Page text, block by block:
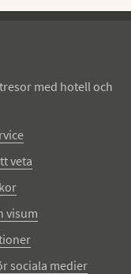
med hotell och
veta
visum
sociala medier